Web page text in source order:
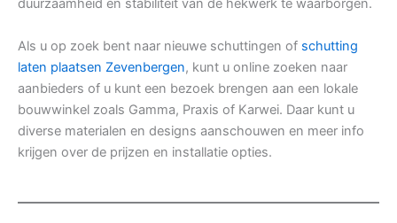
duurzaamheid en stabiliteit van de hekwerk te waarborgen.
Als u op zoek bent naar nieuwe schuttingen of schutting
laten plaatsen Zevenbergen, kunt u online zoeken naar
aanbieders of u kunt een bezoek brengen aan een lokale
bouwwinkel zoals Gamma, Praxis of Karwei. Daar kunt u
diverse materialen en designs aanschouwen en meer info
krijgen over de prijzen en installatie opties.